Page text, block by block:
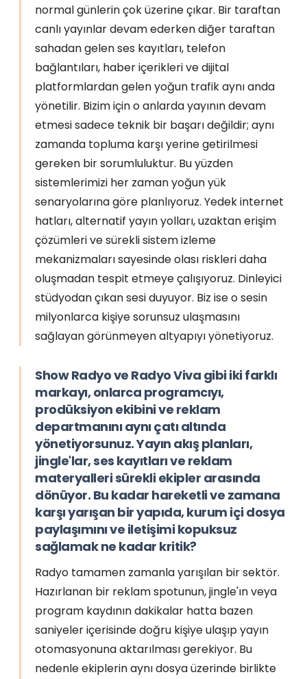
normal günlerin çok üzerine çıkar. Bir taraftan
canlı yayınlar devam ederken diğer taraftan
sahadan gelen ses kayıtları, telefon
bağlantıları, haber içerikleri ve dijital
platformlardan gelen yoğun trafik aynı anda
yönetilir. Bizim için o anlarda yayının devam
etmesi sadece teknik bir başarı değildir; aynı
zamanda topluma karşı yerine getirilmesi
gereken bir sorumluluktur. Bu yüzden
sistemlerimizi her zaman yoğun yük
senaryolarına göre planlıyoruz. Yedek internet
hatları, alternatif yayın yolları, uzaktan erişim
çözümleri ve sürekli sistem izleme
mekanizmaları sayesinde olası riskleri daha
oluşmadan tespit etmeye çalışıyoruz. Dinleyici
stüdyodan çıkan sesi duyuyor. Biz ise o sesin
milyonlarca kişiye sorunsuz ulaşmasını
sağlayan görünmeyen altyapıyı yönetiyoruz.
Show Radyo ve Radyo Viva gibi iki farklı
markayı, onlarca programcıyı,
prodüksiyon ekibini ve reklam
departmanını aynı çatı altında
yönetiyorsunuz. Yayın akış planları,
jingle'lar, ses kayıtları ve reklam
materyalleri sürekli ekipler arasında
dönüyor. Bu kadar hareketli ve zamana
karşı yarışan bir yapıda, kurum içi dosya
paylaşımını ve iletişimi kopuksuz
sağlamak ne kadar kritik?
Radyo tamamen zamanla yarışılan bir sektör.
Hazırlanan bir reklam spotunun, jingle'ın veya
program kaydının dakikalar hatta bazen
saniyeler içerisinde doğru kişiye ulaşıp yayın
otomasyonuna aktarılması gerekiyor. Bu
nedenle ekiplerin aynı dosya üzerinde birlikte